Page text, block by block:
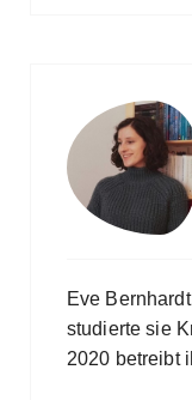
Eve
studierte sie
2020 betreibt